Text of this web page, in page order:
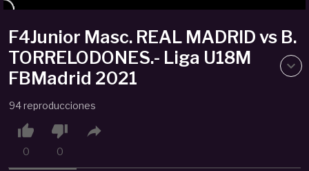
F4Junior Masc. REAL MADRID vs B.
TORRELODONES.- Liga U18M
FBMadrid 2021
94 reproducciones

0

0
